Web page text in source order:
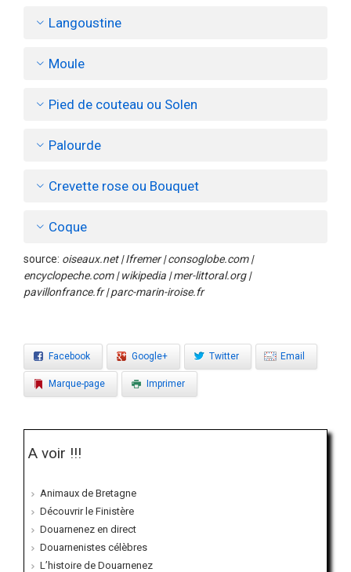
Langoustine
Moule
Pied de couteau ou Solen
Palourde
Crevette rose ou Bouquet
Coque
source: oiseaux.net | Ifremer | consoglobe.com |
encyclopeche.com | wikipedia | mer-littoral.org |
pavillonfrance.fr | parc-marin-iroise.fr
Facebook Google+ Twitter Email
Marque-page Imprimer
A voir !!!
Animaux de Bretagne
Découvrir le Finistère
Douarnenez en direct
Douarnenistes célèbres
L’histoire de Douarnenez